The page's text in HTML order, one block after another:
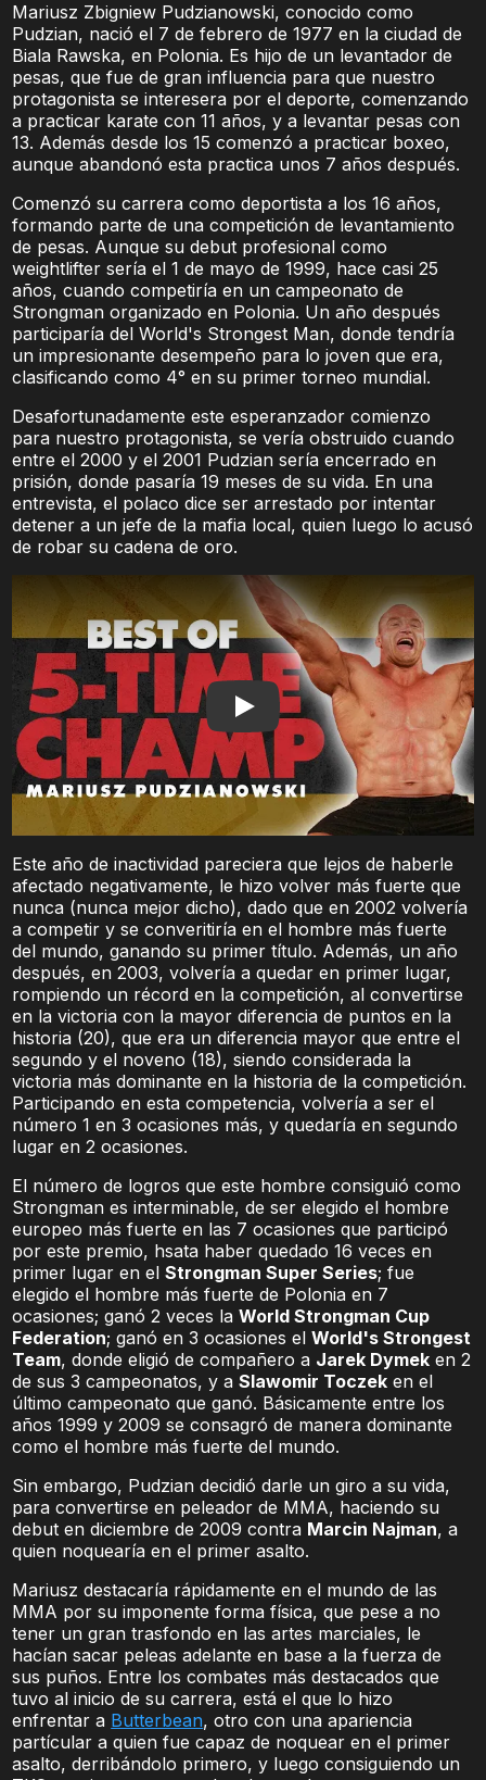
Mariusz Zbigniew Pudzianowski, conocido como
Pudzian, nació el 7 de febrero de 1977 en la ciudad de
Biala Rawska, en Polonia. Es hijo de un levantador de
pesas, que fue de gran influencia para que nuestro
protagonista se interesera por el deporte, comenzando
a practicar karate con 11 años, y a levantar pesas con
13. Además desde los 15 comenzó a practicar boxeo,
aunque abandonó esta practica unos 7 años después.
Comenzó su carrera como deportista a los 16 años,
formando parte de una competición de levantamiento
de pesas. Aunque su debut profesional como
weightlifter sería el 1 de mayo de 1999, hace casi 25
años, cuando competiría en un campeonato de
Strongman organizado en Polonia. Un año después
participaría del World's Strongest Man, donde tendría
un impresionante desempeño para lo joven que era,
clasificando como 4° en su primer torneo mundial.
Desafortunadamente este esperanzador comienzo
para nuestro protagonista, se vería obstruido cuando
entre el 2000 y el 2001 Pudzian sería encerrado en
prisión, donde pasaría 19 meses de su vida. En una
entrevista, el polaco dice ser arrestado por intentar
detener a un jefe de la mafia local, quien luego lo acusó
de robar su cadena de oro.
Play
Este año de inactividad pareciera que lejos de haberle
afectado negativamente, le hizo volver más fuerte que
nunca (nunca mejor dicho), dado que en 2002 volvería
a competir y se converitiría en el hombre más fuerte
del mundo, ganando su primer título. Además, un año
después, en 2003, volvería a quedar en primer lugar,
rompiendo un récord en la competición, al convertirse
en la victoria con la mayor diferencia de puntos en la
historia (20), que era un diferencia mayor que entre el
segundo y el noveno (18), siendo considerada la
victoria más dominante en la historia de la competición.
Participando en esta competencia, volvería a ser el
número 1 en 3 ocasiones más, y quedaría en segundo
lugar en 2 ocasiones.
El número de logros que este hombre consiguió como
Strongman es interminable, de ser elegido el hombre
europeo más fuerte en las 7 ocasiones que participó
por este premio, hsata haber quedado 16 veces en
primer lugar en elStrongman Super Series; fue
elegido el hombre más fuerte de Polonia en 7
ocasiones; ganó 2 veces laWorld Strongman Cup
Federation; ganó en 3 ocasiones elWorld's Strongest
Team, donde eligió de compañero a Jarek Dymek en 2
de sus 3 campeonatos, y aSlawomir Toczek en el
último campeonato que ganó. Básicamente entre los
años 1999 y 2009 se consagró de manera dominante
como el hombre más fuerte del mundo.
Sin embargo, Pudzian decidió darle un giro a su vida,
para convertirse en peleador de MMA, haciendo su
debut en diciembre de 2009 contra Marcin Najman, a
quien noquearía en el primer asalto.
Mariusz destacaría rápidamente en el mundo de las
MMA por su imponente forma física, que pese a no
tener un gran trasfondo en las artes marciales, le
hacían sacar peleas adelante en base a la fuerza de
sus puños. Entre los combates más destacados que
tuvo al inicio de su carrera, está el que lo hizo
enfrentar a Butterbean, otro con una apariencia
partícular a quien fue capaz de noquear en el primer
asalto, derribándolo primero, y luego consiguiendo un